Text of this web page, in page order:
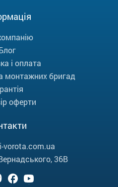
і оплата
монтажних бригад
оферти
vorota.com.ua
36В